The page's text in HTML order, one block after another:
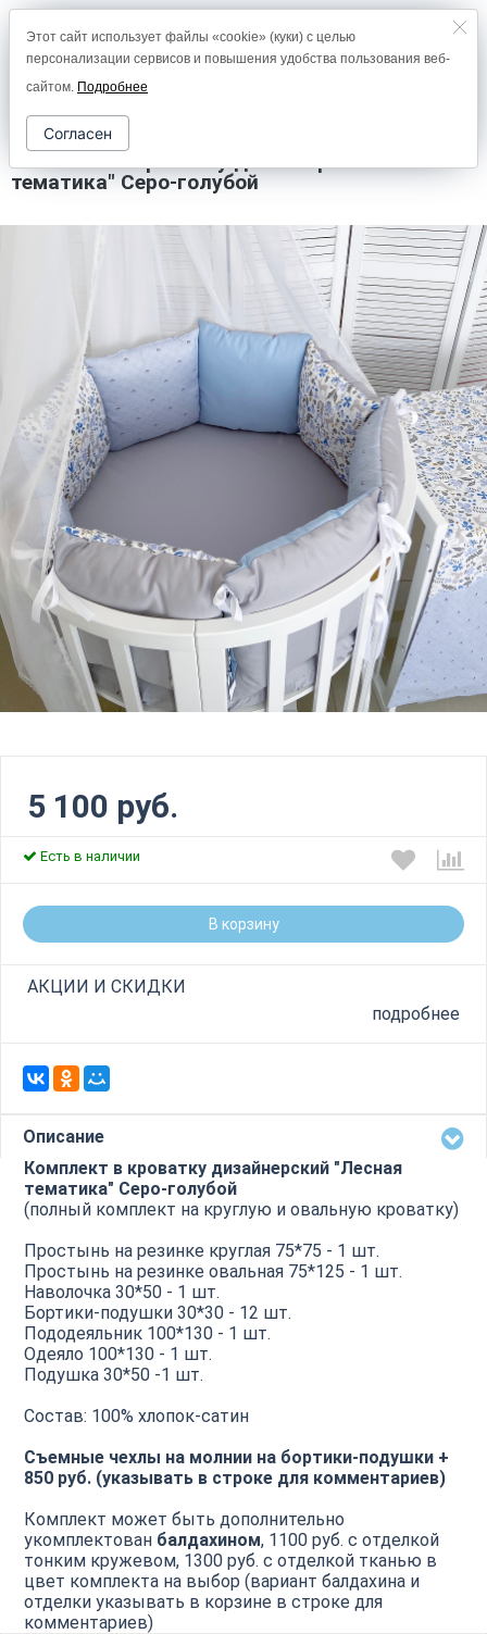
8 (800) 2000-978
Комплект в кроватку дизайнерский "Лесная
тематика" Серо-голубой
5 100 руб.
Есть в наличии
В корзину
АКЦИИ И СКИДКИ
подробнее
Описание
Комплект в кроватку дизайнерский "Лесная
тематика" Серо-голубой
(полный комплект на круглую и овальную кроватку)
Простынь на резинке круглая 75*75 - 1 шт.
Простынь на резинке овальная 75*125 - 1 шт.
Наволочка 30*50 - 1 шт.
Бортики-подушки 30*30 - 12 шт.
Пододеяльник 100*130 - 1 шт.
Одеяло 100*130 - 1 шт.
Подушка 30*50 -1 шт.
Состав: 100% хлопок-сатин
Съемные чехлы на молнии на бортики-подушки +
850 руб. (указывать в строке для комментариев)
Комплект может быть дополнительно
укомплектован балдахином, 1100 руб. с отделкой
тонким кружевом, 1300 руб. с отделкой тканью в
цвет комплекта на выбор (вариант балдахина и
отделки указывать в корзине в строке для
комментариев)
Этот сайт использует файлы «cookie» (куки) с целью
персонализации сервисов и повышения удобства пользования веб-
сайтом. Подробнее
Согласен